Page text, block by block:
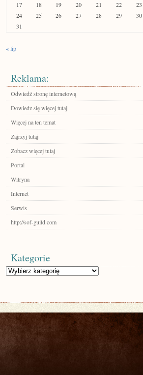
17
18 19 20 21 22
23
24
25 26 27 28 29
30
31
« lip
Reklama:
Odwiedź stronę internetową
Dowiedz się więcej tutaj
Więcej na ten temat
Zajrzyj tutaj
Zobacz więcej tutaj
Portal
Witryna
Internet
Serwis
http://sof-guild.com
Kategorie
Kategorie